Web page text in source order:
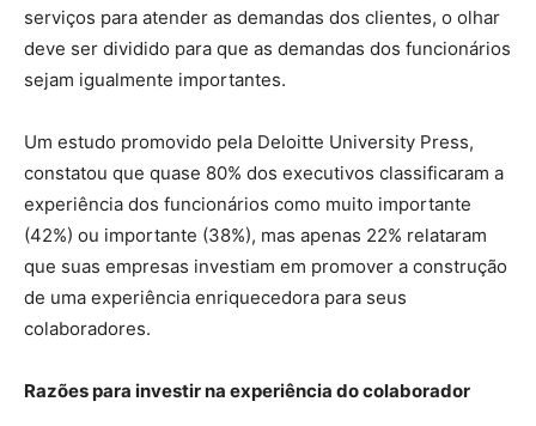
serviços para atender as demandas dos clientes, o olhar
deve ser dividido para que as demandas dos funcionários
sejam igualmente importantes.
Um estudo promovido pela Deloitte University Press,
constatou que quase 80% dos executivos classificaram a
experiência dos funcionários como muito importante
(42%) ou importante (38%), mas apenas 22% relataram
que suas empresas investiam em promover a construção
de uma experiência enriquecedora para seus
colaboradores.
Razões para investir na experiência do colaborador